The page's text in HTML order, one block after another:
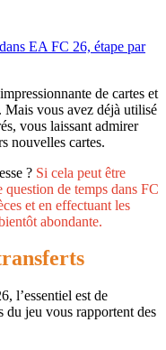
EA FC 26, étape par
de cartes et
Mais vous avez déjà utilisé
vous laissant admirer
nouvelles cartes.
? Si cela peut être
de temps dans FC
et en effectuant les
abondante.
l’essentiel est de
du jeu vous rapportent des